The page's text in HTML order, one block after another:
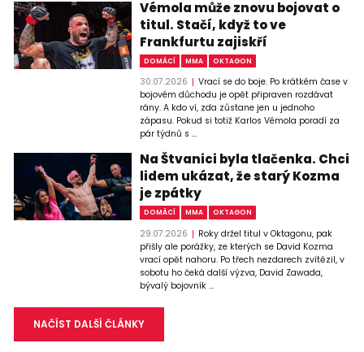
Vémola může znovu bojovat o
titul. Stačí, když to ve
Frankfurtu zajiskří
DOMÁCÍ MMA OKTAGON
30.07.2026
Vrací se do boje. Po krátkém čase v
bojovém důchodu je opět připraven rozdávat
rány. A kdo ví, zda zůstane jen u jednoho
zápasu. Pokud si totiž Karlos Vémola poradí za
pár týdnů s ...
Na Štvanici byla tlačenka. Chci
lidem ukázat, že starý Kozma
je zpátky
DOMÁCÍ MMA OKTAGON
29.07.2026
Roky držel titul v Oktagonu, pak
přišly ale porážky, ze kterých se David Kozma
vrací opět nahoru. Po třech nezdarech zvítězil, v
sobotu ho čeká další výzva, David Zawada,
bývalý bojovník ...
NAČÍST DALŠÍ ČLÁNKY